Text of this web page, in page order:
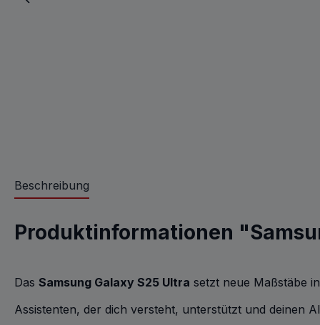
Beschreibung
Produktinformationen
Das Samsung Galaxy S25 Ultra setzt neue Maßstäbe
Assistenten, der dich versteht, unterstützt und deinen